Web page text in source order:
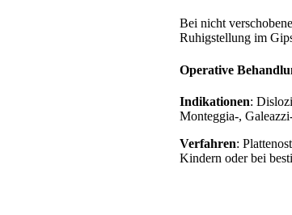
Bei nicht
Ruhigstellung im
Operative
Indikationen:
Monteggia-,
Verfahren:
Kindern oder bei